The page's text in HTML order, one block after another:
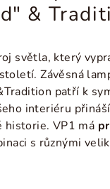
&
světla, který
Závěsná
patří k
interiéru
historie. VP1 má
s různými